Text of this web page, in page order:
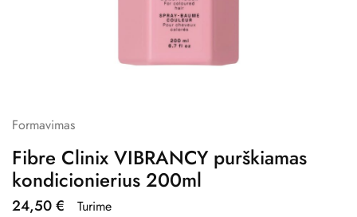
Formavimas
Fibre Clinix VIBRANCY purškiamas
kondicionierius 200ml
24,50€
Turime